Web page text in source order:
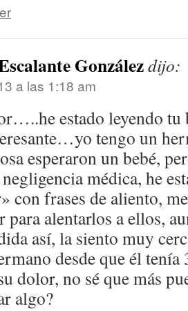
Gonzálezdijo:
a las 1:18 am
estado leyendo tu
tengo un
esperaron un bebé,
médica, he
con frases de aliento,
para alentarlos a ellos,
así, la siento muy
desde que él tenía
dolor, no sé que más
algo?